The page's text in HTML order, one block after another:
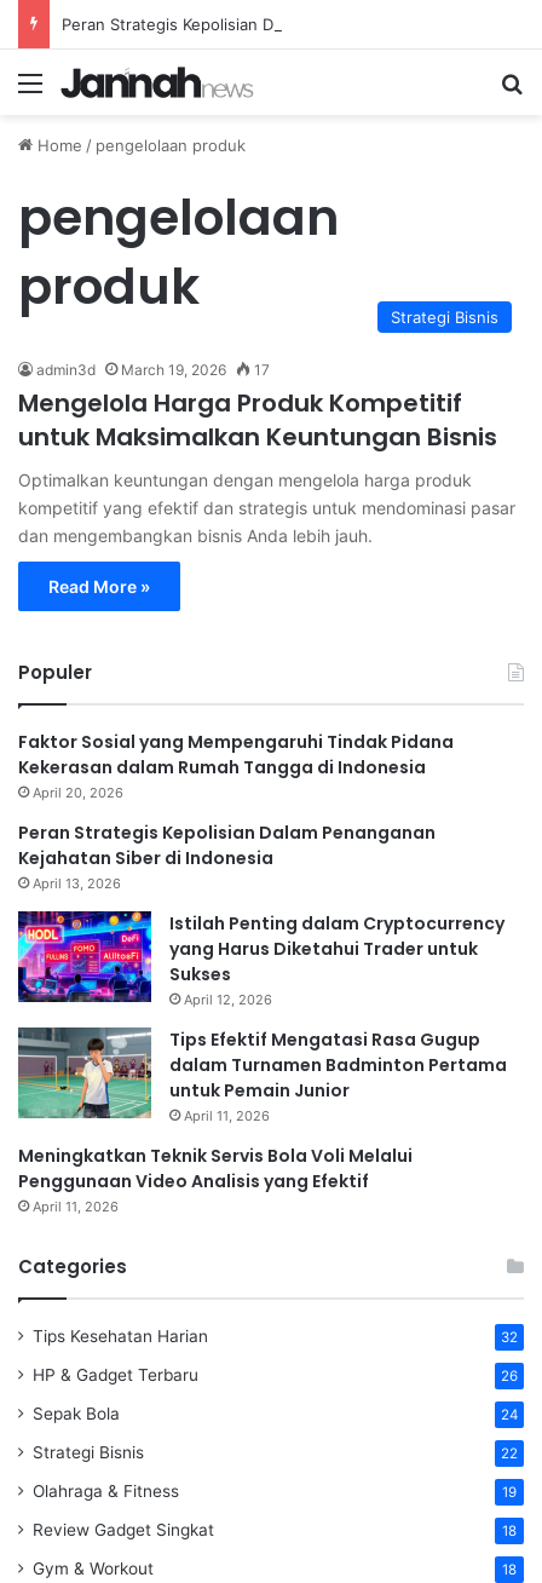
Menu
Home / pengelolaan produk
pengelolaan
produk
Strategi Bisnis
admin3d March 19, 2026 17
Mengelola Harga Produk Kompetitif
untuk Maksimalkan Keuntungan Bisnis
Optimalkan keuntungan dengan mengelola harga produk
kompetitif yang efektif dan strategis untuk mendominasi pasar
dan mengembangkan bisnis Anda lebih jauh.
Read More »
Populer
Faktor Sosial yang Mempengaruhi Tindak Pidana
Kekerasan dalam Rumah Tangga di Indonesia
April 20, 2026
Peran Strategis Kepolisian Dalam Penanganan
Kejahatan Siber di Indonesia
April 13, 2026
Istilah Penting dalam Cryptocurrency
yang Harus Diketahui Trader untuk
Sukses
April 12, 2026
Tips Efektif Mengatasi Rasa Gugup
dalam Turnamen Badminton Pertama
untuk Pemain Junior
April 11, 2026
Meningkatkan Teknik Servis Bola Voli Melalui
Penggunaan Video Analisis yang Efektif
April 11, 2026
Categories
Tips Kesehatan Harian 32
HP & Gadget Terbaru 26
Sepak Bola 24
Strategi Bisnis 22
Olahraga & Fitness 19
Review Gadget Singkat 18
Gym & Workout 18